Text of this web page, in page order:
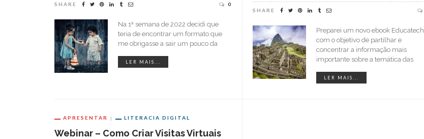
SHARE 0
Na 1ª semana de 2022 decidi que
teria de encontrar um formato que
me obrigasse a sair um pouco da
LER MAIS...
SHARE
Preparei um novo ebook Educatech
com o objetivo de partilhar e
concentrar a informação mais
importante sobre a temática das
LER MAIS...
APRESENTAR LITERACIA DIGITAL
Webinar – Como Criar Visitas Virtuais